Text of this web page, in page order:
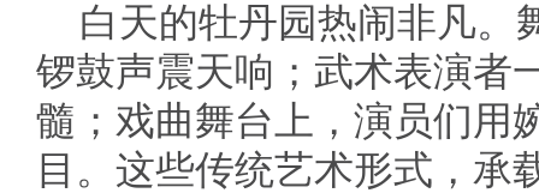
白天的牡丹园热闹非凡。
锣鼓声震天响；武术表演者
髓；戏曲舞台上，演员们用
目。这些传统艺术形式，承